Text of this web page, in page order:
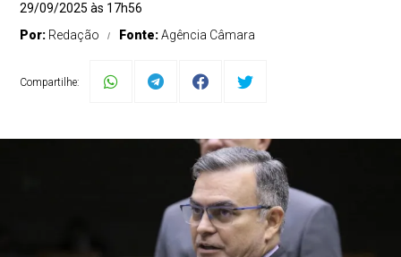
29/09/2025 às 17h56
Por: Redação Fonte:Agência Câmara
Compartilhe: